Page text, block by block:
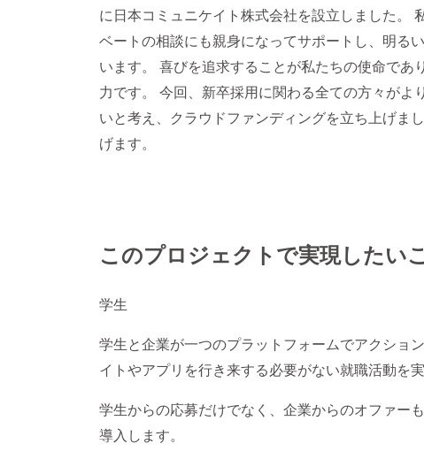
に日本コミュニケイト株式会社を設立しました。
ベートの相談にも親身になってサポートし、明る
います。 喜びを追求することが私たちの使命であ
力です。 今回、新卒採用に関わる全ての方々がよ
いと考え、クラウドファンディングを立ち上げま
げます。
このプロジェクトで実現したい
学生
学生と企業が一つのプラットフォームでアクショ
イトやアプリを行き来する必要がない就職活動を実
学生からの応募だけでなく、企業からのオファー
導入します。